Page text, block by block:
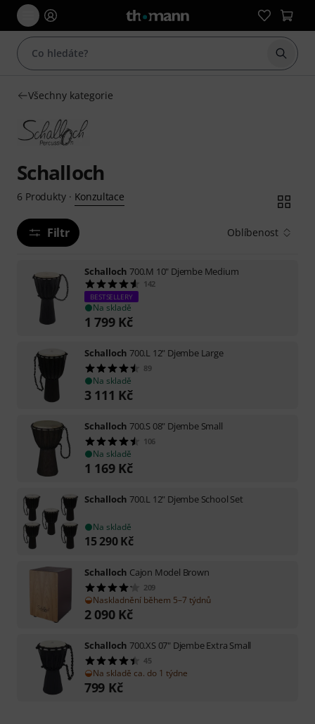
Začít
Všechny kategorie
Schalloch
6 Produkty· Konzultace
Filtr Oblíbenost
Schalloch 700.M 10" Djembe Medium
142
BESTSELLERY
Na skladě
1 799 Kč
Schalloch 700.L 12" Djembe Large
89
Na skladě
3 111 Kč
Schalloch 700.S 08" Djembe Small
106
Na skladě
1 169 Kč
Schalloch 700.L 12" Djembe School Set
Na skladě
15 290 Kč
Schalloch Cajon Model Brown
209
Naskladnění během 5–7 týdnů
2 090 Kč
Schalloch 700.XS 07" Djembe Extra Small
45
Na skladě ca. do 1 týdne
799 Kč